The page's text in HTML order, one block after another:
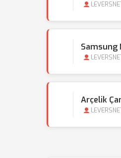
Samsung
Arçelik